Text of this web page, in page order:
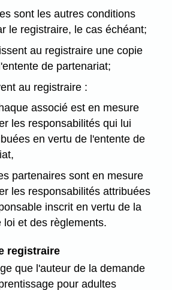
sont les autres conditions
le registraire, le cas échéant;
au registraire une copie
de partenariat;
au registraire :
associé est en mesure
les responsabilités qui lui
en vertu de l'entente de
partenaires sont en mesure
les responsabilités attribuées
inscrit en vertu de la
loi et des règlements.
registraire
que l'auteur de la demande
pour adultes